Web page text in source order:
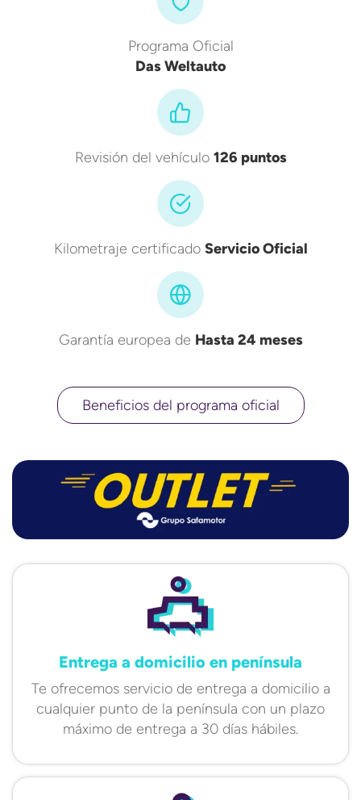
Programa Oficial
Das Weltauto
Revisión del vehículo 126 puntos
Kilometraje certificado Servicio Oficial
Garantía europea de Hasta 24 meses
Beneficios del programa oficial
Entrega a domicilio en península
Te ofrecemos servicio de entrega a domicilio a
cualquier punto de la península con un plazo
máximo de entrega a 30 días hábiles.